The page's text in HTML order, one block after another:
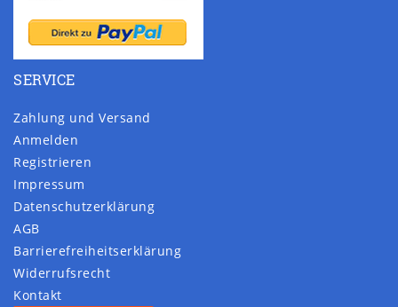
SERVICE
Zahlung und Versand
Anmelden
Registrieren
Impressum
Daten­schutz­erklärung
AGB
Barrierefreiheitserklärung
Widerrufs­recht
Kontakt